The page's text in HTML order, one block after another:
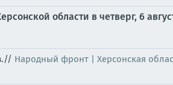
области в четверг, 6
Народный фронт | Херсонская